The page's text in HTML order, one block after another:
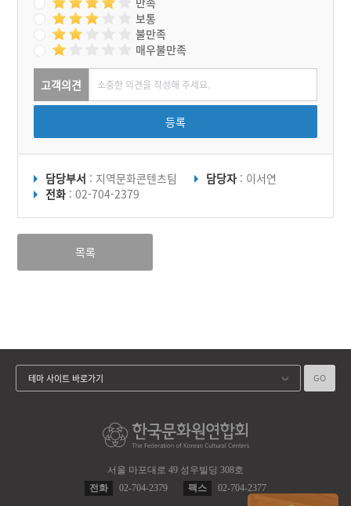
보통
불만족
매우불만족
고객의견
등록
담당부서 : 지역문화콘텐츠팀 담당자 : 이서연
전화 : 02-704-2379
목록
서울 마포대로 49 성우빌딩 308호
전화
02-704-2379 팩스 02-704-2377
테마 사이트 바로가기 GO